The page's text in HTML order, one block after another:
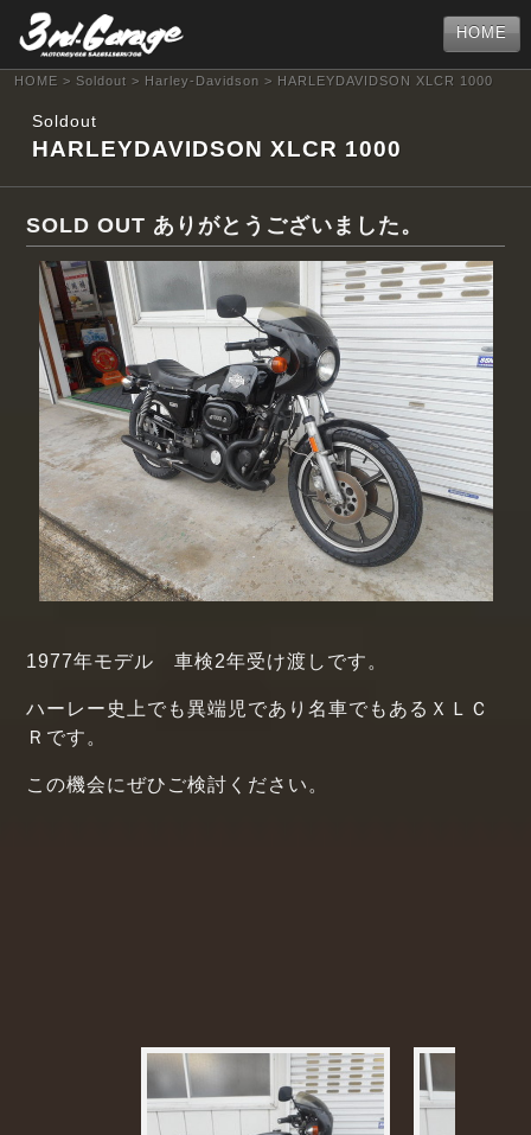
HOME
HOME > Soldout > Harley-Davidson > HARLEYDAVIDSON XLCR 1000
Soldout
HARLEYDAVIDSON XLCR 1000
SOLD OUT ありがとうございました。
1977年モデル 車検2年受け渡しです。
ハーレー史上でも異端児であり名車でもあるＸＬＣ
Ｒです。
この機会にぜひご検討ください。